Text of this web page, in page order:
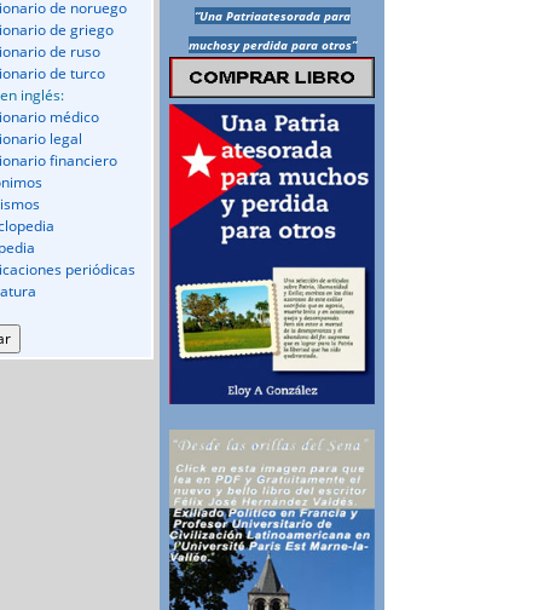
de noruego
de griego
de ruso
de turco
inglés:
médico
legal
financiero
periódicas
“Una Patriaatesorada para
muchosy perdida para otros”